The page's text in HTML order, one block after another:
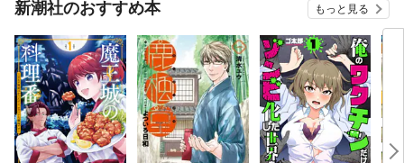
新潮社のおすすめ本 もっと見る